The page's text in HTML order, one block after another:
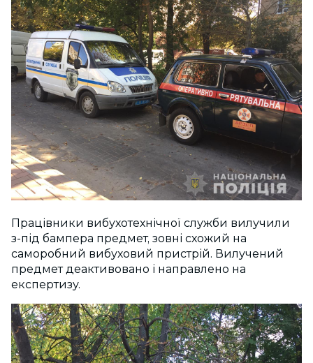
Працівники вибухотехнічної служби вилучили
з-під бампера предмет, зовні схожий на
саморобний вибуховий пристрій. Вилучений
предмет деактивовано і направлено на
експертизу.